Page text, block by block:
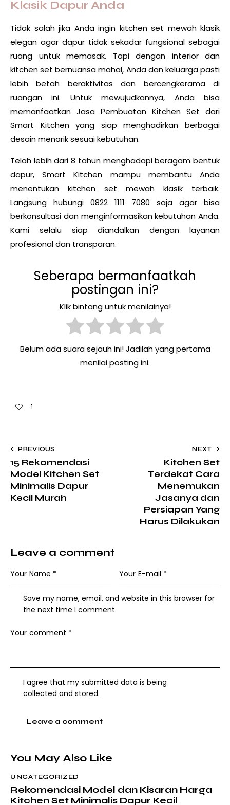
Klasik Dapur Anda
Tidak salah jika Anda ingin kitchen set mewah klasik
elegan agar dapur tidak sekadar fungsional sebagai
ruang untuk memasak. Tapi dengan interior dan
kitchen set bernuansa mahal, Anda dan keluarga pasti
lebih betah beraktivitas dan bercengkerama di
ruangan ini. Untuk mewujudkannya, Anda bisa
memanfaatkan Jasa Pembuatan Kitchen Set dari
Smart Kitchen yang siap menghadirkan berbagai
desain menarik sesuai kebutuhan.
Telah lebih dari 8 tahun menghadapi beragam bentuk
dapur,Smart Kitchen mampu membantu Anda
menentukan kitchen set mewah klasik terbaik.
Langsung hubungi 0822 1111 7080 saja agar bisa
berkonsultasi dan menginformasikan kebutuhan Anda.
Kami selalu siap diandalkan dengan layanan
profesional dan transparan.
Seberapa bermanfaatkah
postingan ini?
Klik bintang untuk menilainya!
Belum ada suara sejauh ini! Jadilah yang pertama
menilai posting ini.
1
PREVIOUS
15 Rekomendasi
Model Kitchen Set
Minimalis Dapur
Kecil Murah
NEXT
Kitchen Set
Terdekat Cara
Menemukan
Jasanya dan
Persiapan Yang
Harus Dilakukan
Leave a comment
Save my name, email, and website in this browser for
the next time I comment.
I agree that my submitted data is being
collected and stored.
You May Also Like
UNCATEGORIZED
Rekomendasi Model dan Kisaran Harga
Kitchen Set Minimalis Dapur Kecil